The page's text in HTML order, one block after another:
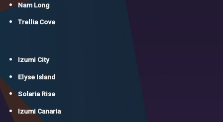
Nam Long
Trellia Cove
Izumi City
Elyse Island
Solaria Rise
Izumi Canaria